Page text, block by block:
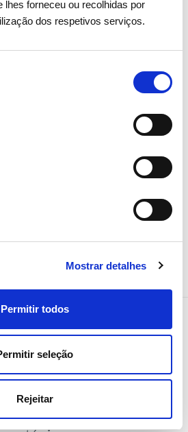
lhes forneceu ou recolhidas por
dos respetivos serviços.
Mostrar detalhes
Permitir todos
seleção
Rejeitar
das
de
Ambiente
os detalhes da